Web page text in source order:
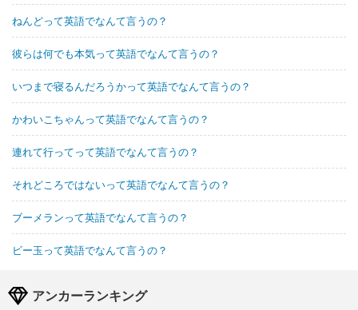
ねんどって英語でなんて言うの？
彼らは何でも本気って英語でなんて言うの？
いつまで寝るんだろうかって英語でなんて言うの？
かわいこちゃんって英語でなんて言うの？
連れて行ってって英語でなんて言うの？
それどころではないって英語でなんて言うの？
ブーメランって英語でなんて言うの？
ビー玉って英語でなんて言うの？
アンカーランキング